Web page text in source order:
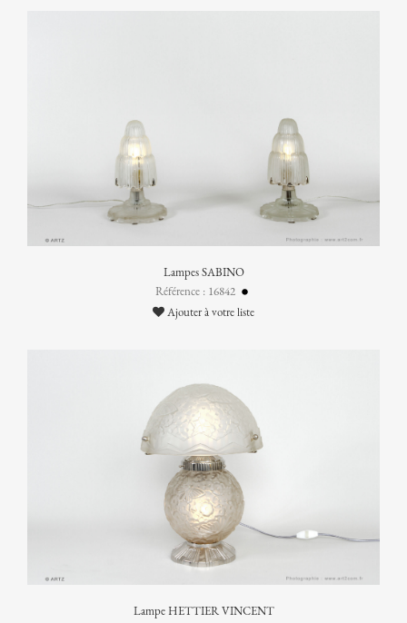
Lampes SABINO
Référence : 16842
Ajouter à votre liste
Lampe HETTIER VINCENT